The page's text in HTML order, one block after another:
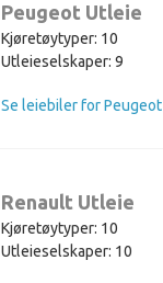
Peugeot Utleie
Kjøretøytyper: 10
Utleieselskaper: 9
Se leiebiler for Peugeot
Renault Utleie
Kjøretøytyper: 10
Utleieselskaper: 10